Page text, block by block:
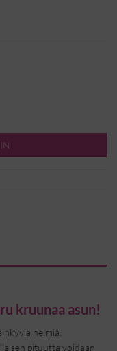
kruunaa asun!
helmiä.
sen pituutta voidaan